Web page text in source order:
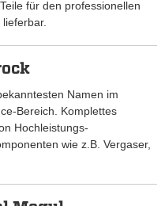
für den professionellen
Namen im
Bereich. Komplettes
Hochleistungs-
wie z.B. Vergaser,